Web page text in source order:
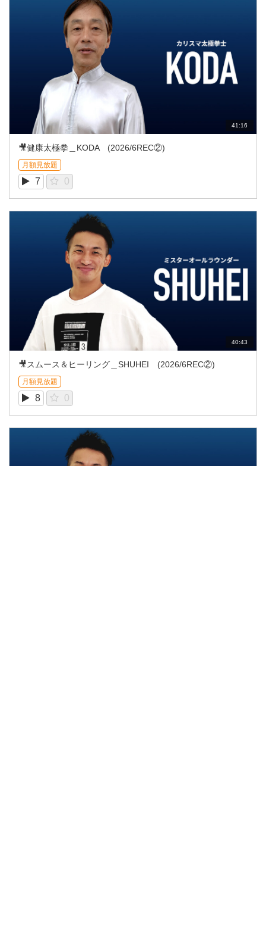
41:16
🎥健康太極拳＿KODA (2026/6REC②)
月額見放題
7 0
40:43
🎥スムース＆ヒーリング＿SHUHEI (2026/6REC②)
月額見放題
8 0